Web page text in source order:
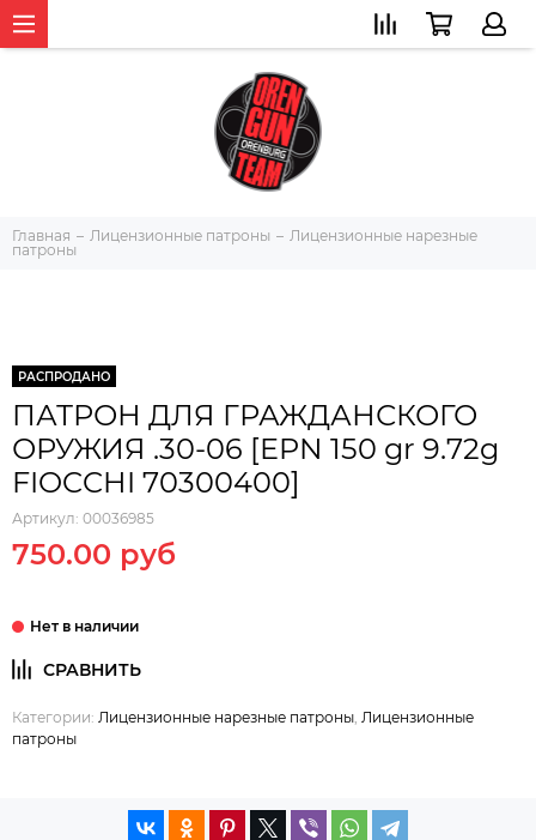
Главная Лицензионные патроны
Лицензионные нарезные
патроны
РАСПРОДАНО
ПАТРОН ДЛЯ ГРАЖДАНСКОГО
ОРУЖИЯ .30-06 [EPN 150 gr 9.72g
FIOCCHI 70300400]
Артикул: 00036985
750.00 руб
Категории: Лицензионные нарезные патроны Лицензионные
патроны